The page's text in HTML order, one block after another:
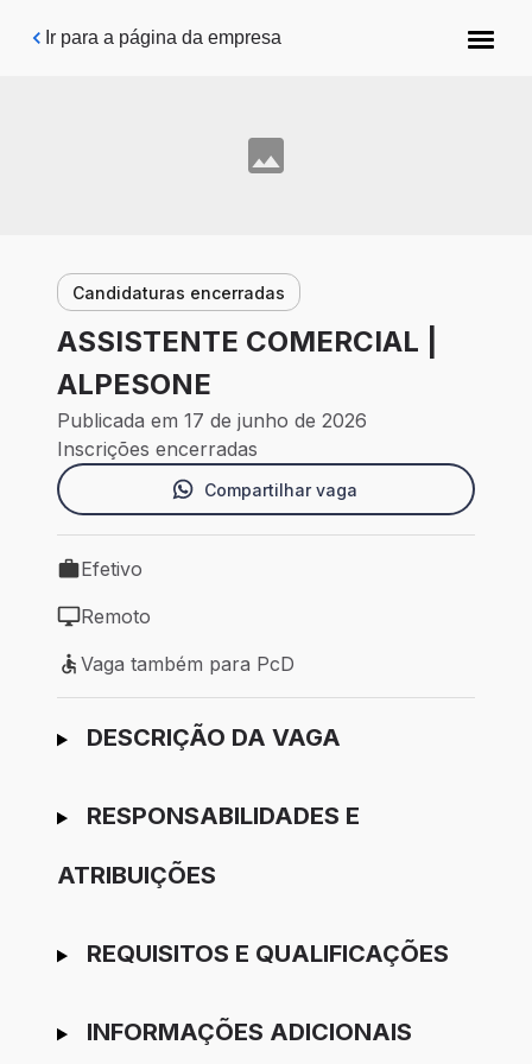
Pular para o conteúdo principal
Ir para a página da empresa
Candidaturas encerradas
ASSISTENTE COMERCIAL |
ALPESONE
Publicada em 17 de junho de 2026
Inscrições encerradas
Compartilhar vaga
Tipo de vaga: Efetivo
Efetivo
Modelo de trabalho: Remoto
Remoto
Vaga também para PcD
Vaga também para PcD
Ir para candidatura
DESCRIÇÃO DA VAGA
RESPONSABILIDADES E
ATRIBUIÇÕES
REQUISITOS E QUALIFICAÇÕES
INFORMAÇÕES ADICIONAIS